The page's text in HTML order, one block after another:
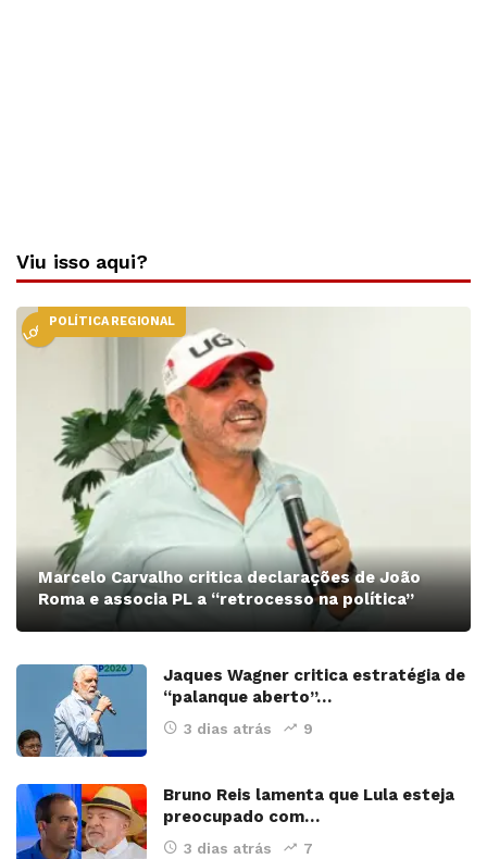
Viu isso aqui?
LOCALPOLÍTICA REGIONAL
Marcelo Carvalho critica declarações de João
Roma e associa PL a “retrocesso na política”
Jaques Wagner critica estratégia de
“palanque aberto”…
3 dias atrás 9
Bruno Reis lamenta que Lula esteja
preocupado com…
3 dias atrás 7